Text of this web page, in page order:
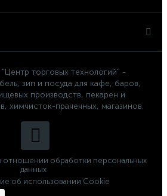
торговых технологий" -
зип и посуда для кафе, баров,
производств, пекарен и
химчисток-прачечных, магазинов.
отношении обработки персональных
данных
об использовании Cookie